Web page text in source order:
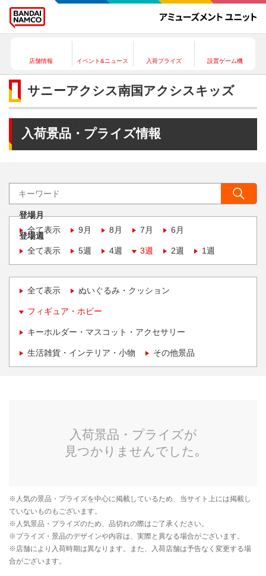
店舗情報 イベント&ニュース 入荷プライズ 設置ゲーム機
サニーアクシス南国アクシスキッズ
入荷景品・プライズ情報
登場月
全て表示
9月 8月 7月 6月
登場週
全て表示
5週 4週 3週 2週 1週
全て表示 ぬいぐるみ・クッション
フィギュア・ホビー
キーホルダー・マスコット・アクセサリー
生活雑貨・インテリア・小物 その他景品